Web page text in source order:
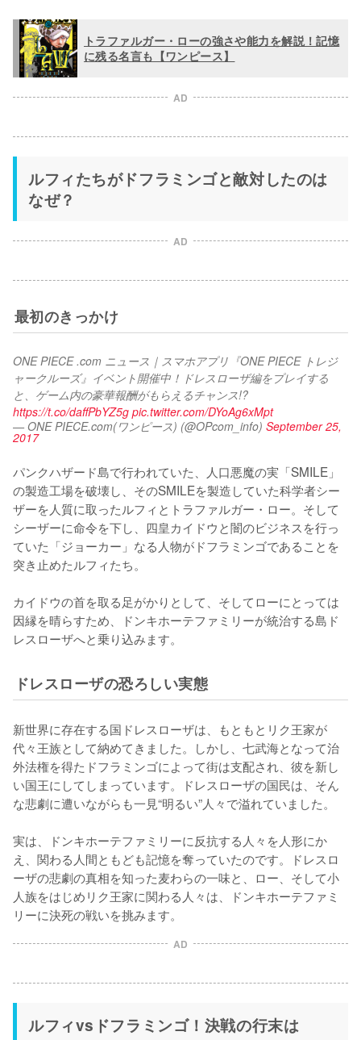
トラファルガー・ローの強さや能力を解説！記憶
に残る名言も【ワンピース】
AD
ルフィたちがドフラミンゴと敵対したのは
なぜ？
AD
最初のきっかけ
ONE PIECE .com ニュース｜スマホアプリ『ONE PIECE トレジ
ャークルーズ』イベント開催中！ドレスローザ編をプレイする
https://t.co/daffPbYZ5g pic.twitter.com/DYoAg6xMpt
— ONE PIECE.com(ワンピース) (@OPcom_info) September 25,
2017
パンクハザード島で行われていた、人口悪魔の実「SMILE」
の製造工場を破壊し、そのSMILEを製造していた科学者シー
ザーを人質に取ったルフィとトラファルガー・ロー。そして
シーザーに命令を下し、四皇カイドウと闇のビジネスを行っ
ていた「ジョーカー」なる人物がドフラミンゴであることを
突き止めたルフィたち。
カイドウの首を取る足がかりとして、そしてローにとっては
因縁を晴らすため、ドンキホーテファミリーが統治する島ド
ドレスローザの恐ろしい実態
新世界に存在する国ドレスローザは、もともとリク王家が
代々王族として納めてきました。しかし、七武海となって治
外法権を得たドフラミンゴによって街は支配され、彼を新し
い国王にしてしまっています。ドレスローザの国民は、そん
な悲劇に遭いながらも一見“明るい”人々で溢れていました。
実は、ドンキホーテファミリーに反抗する人々を人形にか
え、関わる人間ともども記憶を奪っていたのです。ドレスロ
ーザの悲劇の真相を知った麦わらの一味と、ロー、そして小
人族をはじめリク王家に関わる人々は、ドンキホーテファミ
AD
ルフィvsドフラミンゴ！決戦の行末は